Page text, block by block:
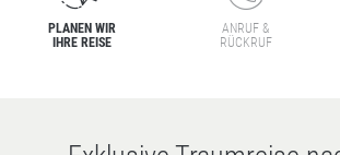
PLANEN WIR
IHRE REISE
ANRUF &
RÜCKRUF